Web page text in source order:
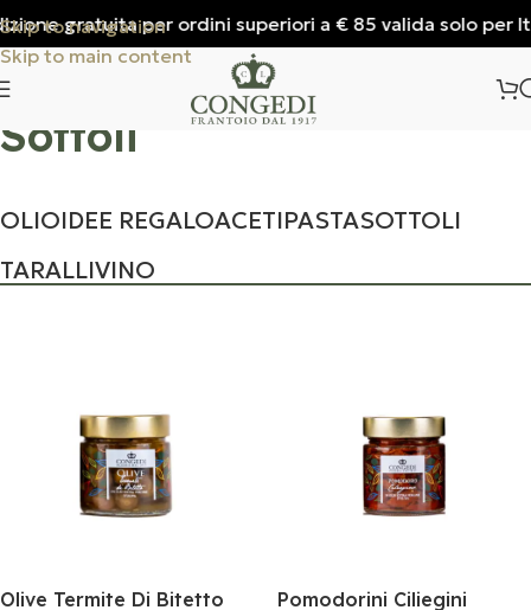
Skip to navigation
Skip to main content
gratuita per ordini superiori a € 85 valida solo per
Sottoli
OLIOIDEE REGALOACETIPASTASOTTOLI
TARALLIVINO
Olive Termite Di Bitetto
Pomodorini Ciliegini